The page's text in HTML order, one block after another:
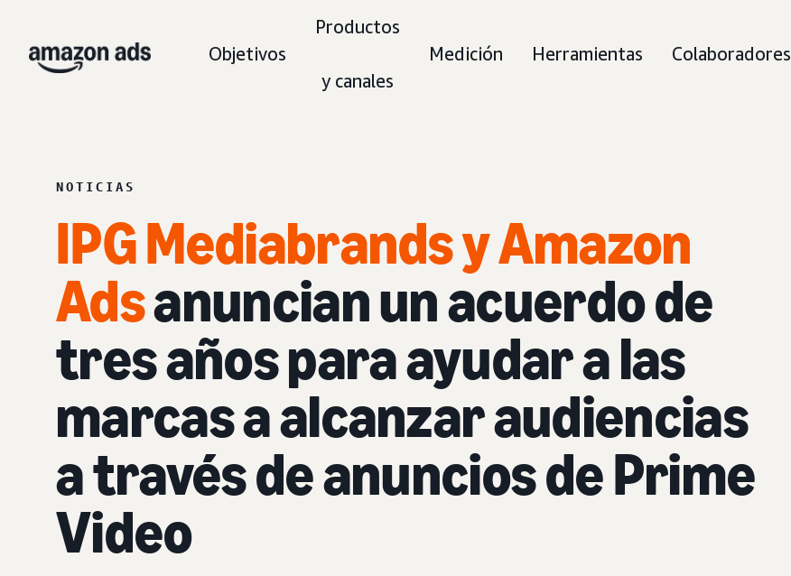
Objetivos
Productos
y canales
Medición Herramientas Colaboradores
NOTICIAS
IPG Mediabrands y Amazon
Adsanuncian un acuerdo de
tres años para ayudar a las
marcas a alcanzar audiencias
a través de anuncios de Prime
Video